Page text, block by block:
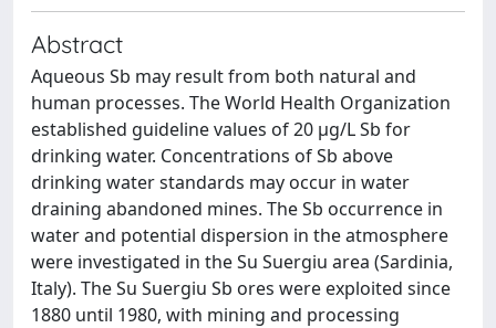
Abstract
Aqueous Sb may result from both natural and
human processes. The World Health Organization
established guideline values of 20 μg/L Sb for
drinking water. Concentrations of Sb above
drinking water standards may occur in water
draining abandoned mines. The Sb occurrence in
water and potential dispersion in the atmosphere
were investigated in the Su Suergiu area (Sardinia,
Italy). The Su Suergiu Sb ores were exploited since
1880 until 1980, with mining and processing